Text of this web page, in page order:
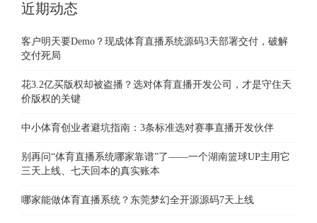
近期动态
客户明天要Demo？现成体育直播系统源码3天部署交付，破解
交付死局
花3.2亿买版权却被盗播？选对体育直播开发公司，才是守住天
价版权的关键
中小体育创业者避坑指南：3条标准选对赛事直播开发伙伴
别再问“体育直播系统哪家靠谱”了——一个湖南篮球UP主用它
三天上线、七天回本的真实账本
哪家能做体育直播系统？东莞梦幻全开源源码7天上线